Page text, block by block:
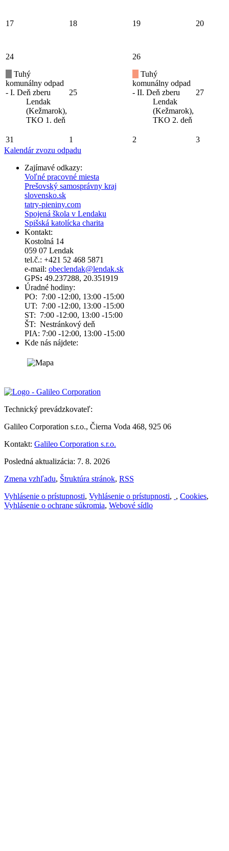
17 18 19 20
24
Tuhý
komunálny odpad
- I. Deň zberu
Lendak
(Kežmarok),
TKO 1. deň
25
26
Tuhý
komunálny odpad
- II. Deň zberu
Lendak
(Kežmarok),
TKO 2. deň
27
31 1 2
3
Kalendár zvozu odpadu
Zajímavé odkazy:
Voľné pracovné miesta
Prešovský samosprávny kraj
slovensko.sk
tatry-pieniny.com
Spojená škola v Lendaku
Spišská katolícka charita
Kontakt:
Kostolná 14
059 07 Lendak
tel.č.: +421 52 468 5871
e-mail: obeclendak@lendak.sk
GPS: 49.237288, 20.351919
Úradné hodiny:
PO: 7:00 -12:00, 13:00 -15:00
UT: 7:00 -12:00, 13:00 -15:00
ST: 7:00 -12:00, 13:00 -15:00
ŠT: Nestránkový deň
PIA: 7:00 -12:00, 13:00 -15:00
Kde nás nájdete:
Technický prevádzkovateľ:
Galileo Corporation s.r.o., Čierna Voda 468, 925 06
Kontakt: Galileo Corporation s.r.o.
Posledná aktualizácia: 7. 8. 2026
Zmena vzhľadu, Štruktúra stránok, RSS
Vyhlásenie o prístupnosti, Vyhlásenie o prístupnosti, , Cookies,
Vyhlásenie o ochrane súkromia, Webové sídlo